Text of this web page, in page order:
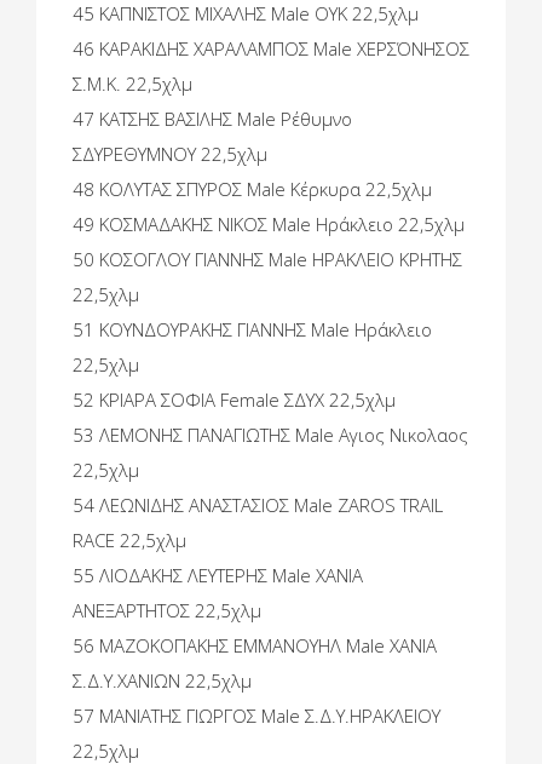
45 ΚΑΠΝΙΣΤΟΣ ΜΙΧΑΛΗΣ Male OYK 22,5χλμ
46 ΚΑΡΑΚΙΔΗΣ ΧΑΡΑΛΑΜΠΟΣ Male ΧΕΡΣΌΝΗΣΟΣ
Σ.Μ.Κ. 22,5χλμ
47 ΚΑΤΣΗΣ ΒΑΣΙΛΗΣ Male Ρέθυμνο
ΣΔΥΡΕΘΥΜΝΟΥ 22,5χλμ
48 ΚΟΛΥΤΑΣ ΣΠΥΡΟΣ Male Κέρκυρα 22,5χλμ
49 ΚΟΣΜΑΔΑΚΗΣ ΝΙΚΟΣ Male Ηράκλειο 22,5χλμ
50 ΚΟΣΟΓΛΟΥ ΓΙΑΝΝΗΣ Male ΗΡΑΚΛΕΙΟ ΚΡΗΤΗΣ
22,5χλμ
51 ΚΟΥΝΔΟΥΡΑΚΗΣ ΓΙΑΝΝΗΣ Male Ηράκλειο
22,5χλμ
52 ΚΡΙΑΡΑ ΣΟΦΙΑ Female ΣΔΥΧ 22,5χλμ
53 ΛΕΜΟΝΗΣ ΠΑΝΑΓΙΩΤΗΣ Male Αγιος Νικολαος
22,5χλμ
54 ΛΕΩΝΙΔΗΣ ΑΝΑΣΤΑΣΙΟΣ Male ZAROS TRAIL
RACE 22,5χλμ
55 ΛΙΟΔΑΚΗΣ ΛΕΥΤΕΡΗΣ Male ΧΑΝΙΑ
ΑΝΕΞΑΡΤΗΤΟΣ 22,5χλμ
56 ΜΑΖΟΚΟΠΑΚΗΣ ΕΜΜΑΝΟΥΗΛ Male ΧΑΝΙΑ
Σ.Δ.Υ.ΧΑΝΙΩΝ 22,5χλμ
57 ΜΑΝΙΑΤΗΣ ΓΙΩΡΓΟΣ Male Σ.Δ.Υ.ΗΡΑΚΛΕΙΟΥ
22,5χλμ